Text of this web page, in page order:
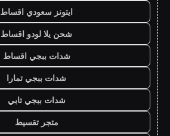
ايتونز سعودي اقساط
شحن يلا لودو اقساط
شدات ببجي اقساط
شدات ببجي تمارا
شدات ببجي تابي
متجر تقسيط